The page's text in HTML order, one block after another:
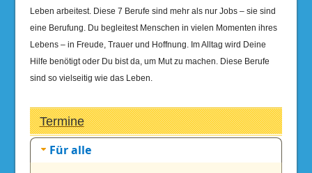
Leben arbeitest. Diese 7 Berufe sind mehr als nur Jobs – sie sind
eine Berufung. Du begleitest Menschen in vielen Momenten ihres
Lebens – in Freude, Trauer und Hoffnung. Im Alltag wird Deine
Hilfe benötigt oder Du bist da, um Mut zu machen. Diese Berufe
sind so vielseitig wie das Leben.
Termine
Für alle